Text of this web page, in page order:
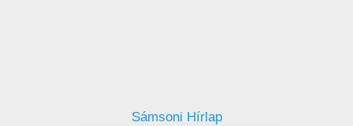
Sámsoni Hírlap